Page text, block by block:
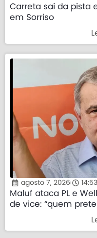
Carreta sai da pista
em Sorriso
agosto 7, 2026 14:53
Maluf ataca PL e
de vice: “quem
precisa demonstrar